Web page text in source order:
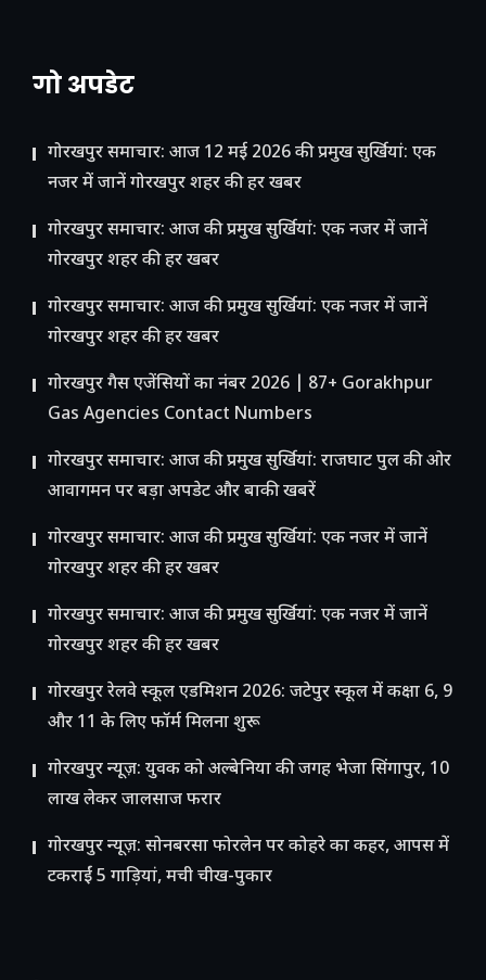
गो अपडेट
गोरखपुर समाचार: आज 12 मई 2026 की प्रमुख सुर्खियां: एक
नजर में जानें गोरखपुर शहर की हर खबर
गोरखपुर समाचार: आज की प्रमुख सुर्खियां: एक नजर में जानें
गोरखपुर शहर की हर खबर
गोरखपुर समाचार: आज की प्रमुख सुर्खियां: एक नजर में जानें
गोरखपुर शहर की हर खबर
गोरखपुर गैस एजेंसियों का नंबर 2026 | 87+ Gorakhpur
Gas Agencies Contact Numbers
गोरखपुर समाचार: आज की प्रमुख सुर्खियां: राजघाट पुल की ओर
आवागमन पर बड़ा अपडेट और बाकी खबरें
गोरखपुर समाचार: आज की प्रमुख सुर्खियां: एक नजर में जानें
गोरखपुर शहर की हर खबर
गोरखपुर समाचार: आज की प्रमुख सुर्खियां: एक नजर में जानें
गोरखपुर शहर की हर खबर
गोरखपुर रेलवे स्कूल एडमिशन 2026: जटेपुर स्कूल में कक्षा 6, 9
और 11 के लिए फॉर्म मिलना शुरू
गोरखपुर न्यूज़: युवक को अल्बेनिया की जगह भेजा सिंगापुर, 10
लाख लेकर जालसाज फरार
गोरखपुर न्यूज़: सोनबरसा फोरलेन पर कोहरे का कहर, आपस में
टकराईं 5 गाड़ियां, मची चीख-पुकार